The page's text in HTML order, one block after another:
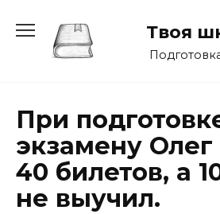
содержанию
Твоя
При
экзамену
40 билетов, а
не выучил.